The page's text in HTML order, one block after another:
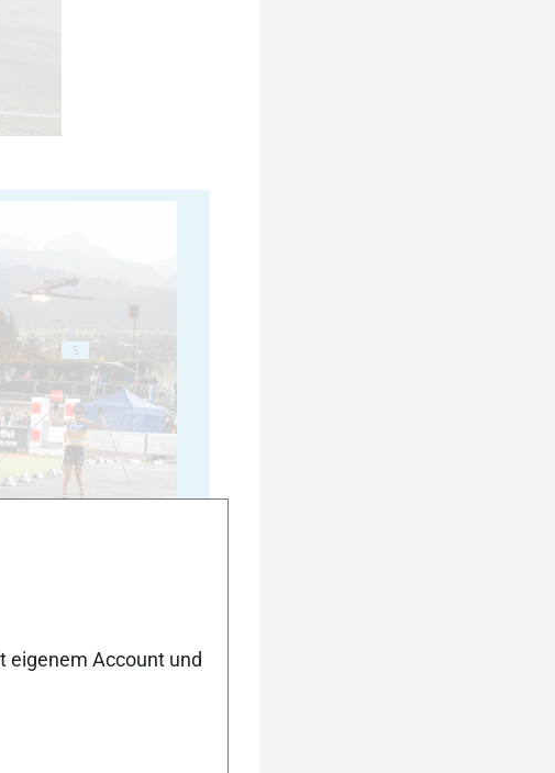
5
eigenem Account und